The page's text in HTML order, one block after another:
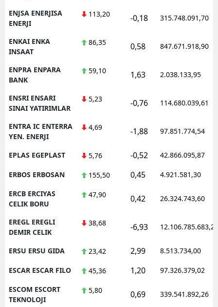
ENJSA ENERJISA
ENERJI
113,20 -0,18 315.748.091,70
ENKAI ENKA
INSAAT
86,35 0,58 847.671.918,90
ENPRA ENPARA
BANK
59,10 1,63 2.038.133,95
ENSRI ENSARI
SINAI YATIRIMLAR
5,23 -0,76 114.680.039,61
ENTRA IC ENTERRA
YEN. ENERJI
4,69 -1,88 97.851.774,54
EPLAS EGEPLAST 5,76 -0,52 42.866.095,87
ERBOS ERBOSAN 155,50 0,45 4.921.581,30
ERCB ERCIYAS
CELIK BORU
47,90 0,42 26.324.743,60
EREGL EREGLI
DEMIR CELIK
38,68 -6,93 12.106.785.683,20
ERSU ERSU GIDA 23,42 2,99 8.513.734,00
ESCAR ESCAR FILO 45,36 1,20 97.326.379,02
ESCOM ESCORT
TEKNOLOJI
5,80 0,69 339.541.892,26